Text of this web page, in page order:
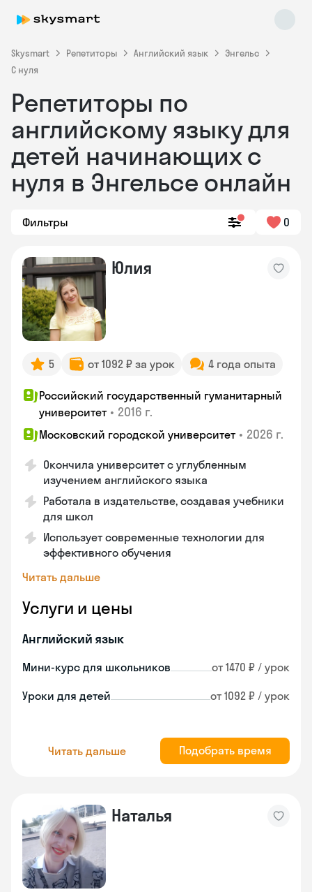
Skysmart Репетиторы Английский язык
Энгельс
С нуля
Репетиторы по
английскому языку для
детей начинающих с
нуля в Энгельсе онлайн
Фильтры 0
Юлия
5 от 1092 ₽ за урок 4 года опыта
Российский государственный гуманитарный
университет • 2016 г.
Московский городской университет • 2026 г.
Окончила университет с углубленным
изучением английского языка
Работала в издательстве, создавая учебники
для школ
Использует современные технологии для
эффективного обучения
Читать дальше
Услуги и цены
Английский язык
Мини-курс для школьников от 1470 ₽ / урок
Уроки для детей от 1092 ₽ / урок
Читать дальше Подобрать время
Наталья
Skysmart Chat